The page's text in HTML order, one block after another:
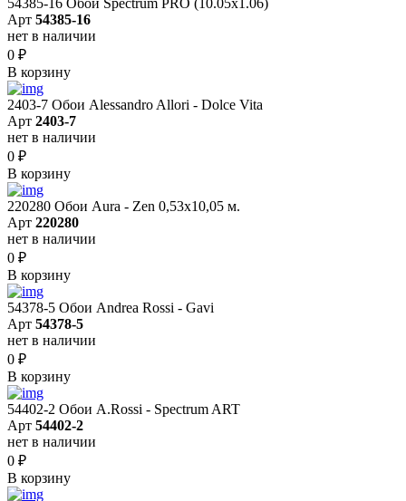
Арт 54385-16
нет в наличии
0 ₽
В корзину
2403-7 Обои Alessandro Allori - Dolce Vita
Арт 2403-7
нет в наличии
0 ₽
В корзину
220280 Обои Aura - Zen 0,53х10,05 м.
Арт 220280
нет в наличии
0 ₽
В корзину
54378-5 Обои Andrea Rossi - Gavi
Арт 54378-5
нет в наличии
0 ₽
В корзину
54402-2 Обои A.Rossi - Spectrum ART
Арт 54402-2
нет в наличии
0 ₽
В корзину